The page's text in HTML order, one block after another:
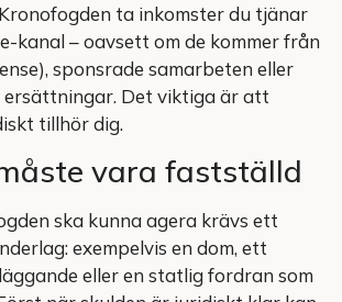
ta inkomster du tjänar
kanal – oavsett om de kommer från
sponsrade samarbeten eller
Det viktiga är att
tillhör dig.
vara fastställd
ska kunna agera krävs ett
exempelvis en dom, ett
eller en statlig fordran som